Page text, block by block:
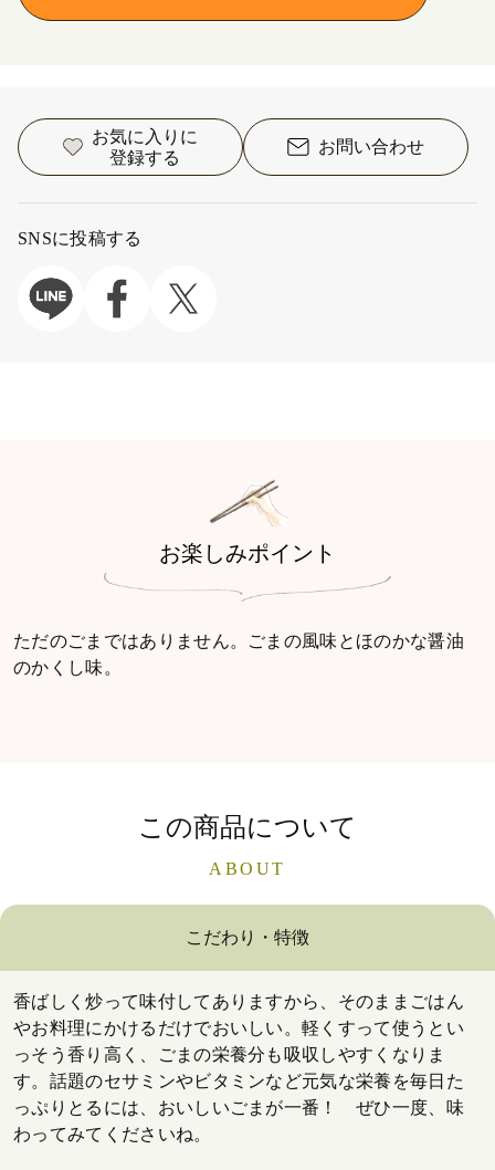
お気に入りに
登録する
お問い合わせ
SNSに投稿する
お楽しみポイント
ただのごまではありません。ごまの風味とほのかな醤油
のかくし味。
この商品について
ABOUT
こだわり・特徴
香ばしく炒って味付してありますから、そのままごはん
やお料理にかけるだけでおいしい。軽くすって使うとい
っそう香り高く、ごまの栄養分も吸収しやすくなりま
す。話題のセサミンやビタミンなど元気な栄養を毎日た
っぷりとるには、おいしいごまが一番！ ぜひ一度、味
わってみてくださいね。